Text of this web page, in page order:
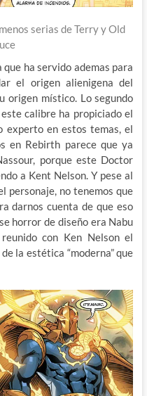
serias de Terry y Old
ha servido ademas para
el origen alienigena del
origen místico. Lo segundo
calibre ha propiciado el
experto en estos temas, el
en Rebirth parece que ya
porque este Doctor
a Kent Nelson. Y pese al
personaje, no tenemos que
darnos cuenta de que eso
horror de diseño era Nabu
con Ken Nelson el
la estética “moderna” que